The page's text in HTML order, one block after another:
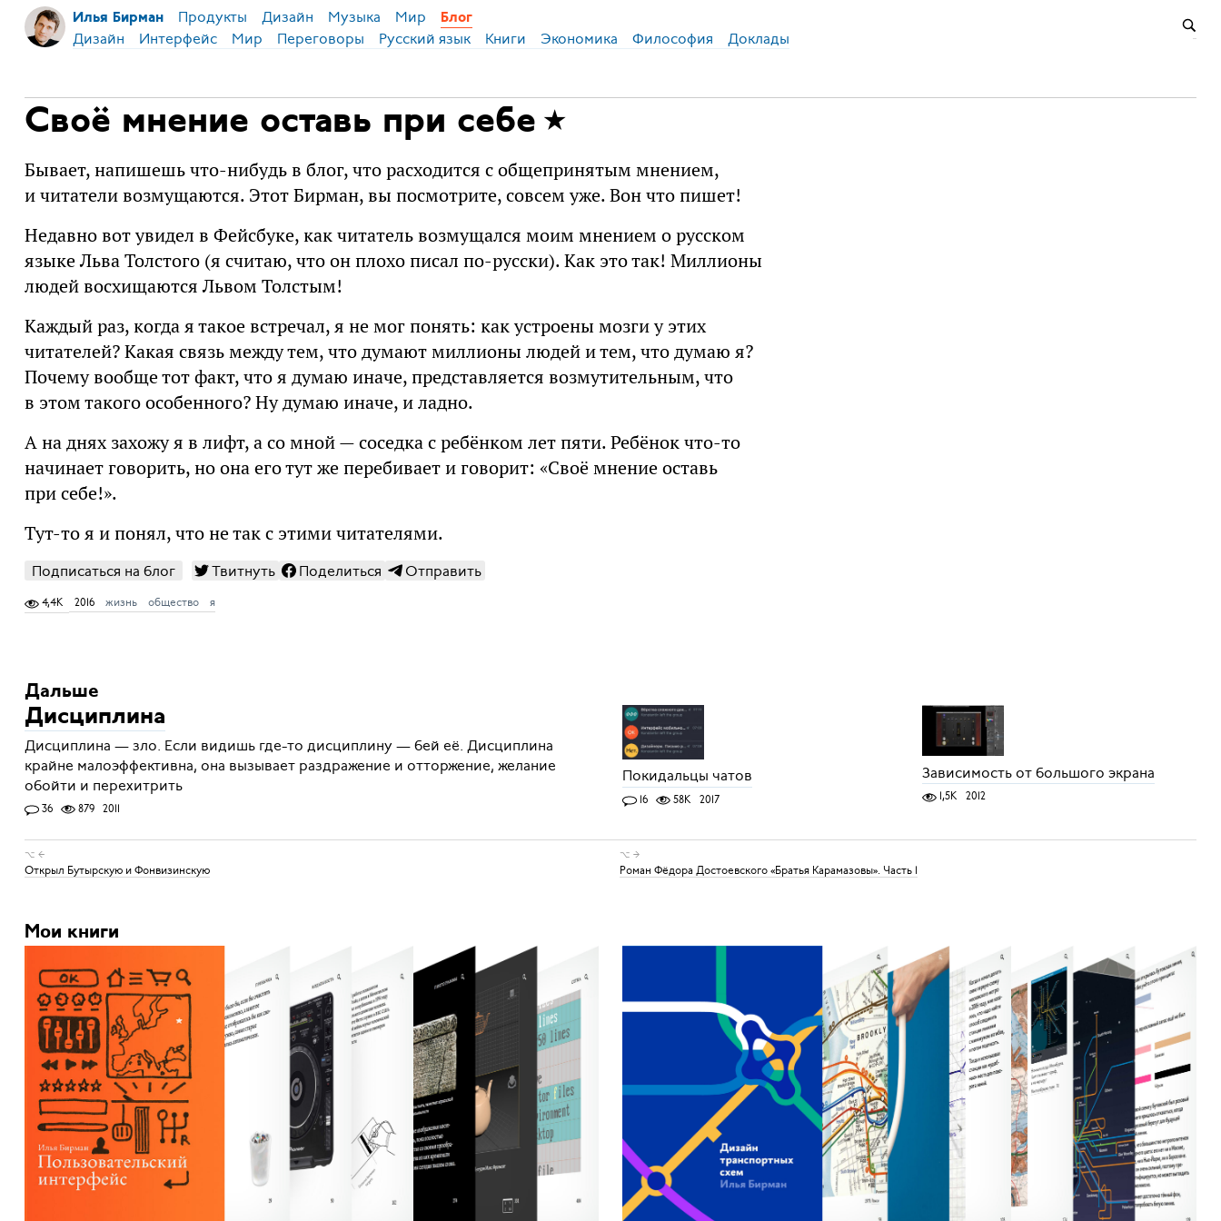
Илья Бирман Продукты Дизайн Музыка Мир Блог
Дизайн Интерфейс Мир Переговоры Русский язык Книги Экономика Философия Доклады
Своё мнение оставь при себе
Бывает, напишешь что-нибудь в блог, что расходится с общепринятым мнением,
и читатели возмущаются. Этот Бирман, вы посмотрите, совсем уже. Вон что пишет!
Недавно вот увидел в Фейсбуке, как читатель возмущался моим мнением о русском
языке Льва Толстого (я считаю, что он плохо писал по-русски). Как это так! Миллионы
людей восхищаются Львом Толстым!
Каждый раз, когда я такое встречал, я не мог понять: как устроены мозги у этих
читателей? Какая связь между тем, что думают миллионы людей и тем, что думаю я?
Почему вообще тот факт, что я думаю иначе, представляется возмутительным, что
в этом такого особенного? Ну думаю иначе, и ладно.
А на днях захожу я в лифт, а со мной — соседка с ребёнком лет пяти. Ребёнок что-то
начинает говорить, но она его тут же перебивает и говорит: «Своё мнение оставь
при себе!».
Тут-то я и понял, что не так с этими читателями.
Подписаться на блог Твитнуть Поделиться Отправить
4,4K 2016 жизнь общество я
Дальше
Дисциплина
Дисциплина — зло. Если видишь где-то дисциплину — бей её. Дисциплина
крайне малоэффективна, она вызывает раздражение и отторжение, желание
обойти и перехитрить
36 879 2011
Покидальцы чатов
16 58K 2017
Зависимость от большого экрана
1,5K 2012
⌥ ←
Открыл Бутырскую и Фонвизинскую
⌥ →
Роман Фёдора Достоевского «Братья Карамазовы». Часть 1
Мои книги